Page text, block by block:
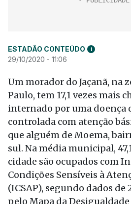
ESTADÃO CONTEÚDO i
29/10/2020 - 11:06
Um morador do Jaçanã, na
Paulo, tem 17,1 vezes mais
internado por uma doença
controlada com atenção
que alguém de Moema,
sul. Na média municipal,
cidade são ocupados com
Condições Sensíveis à
(ICSAP), segundo dados de
pelo Mapa da